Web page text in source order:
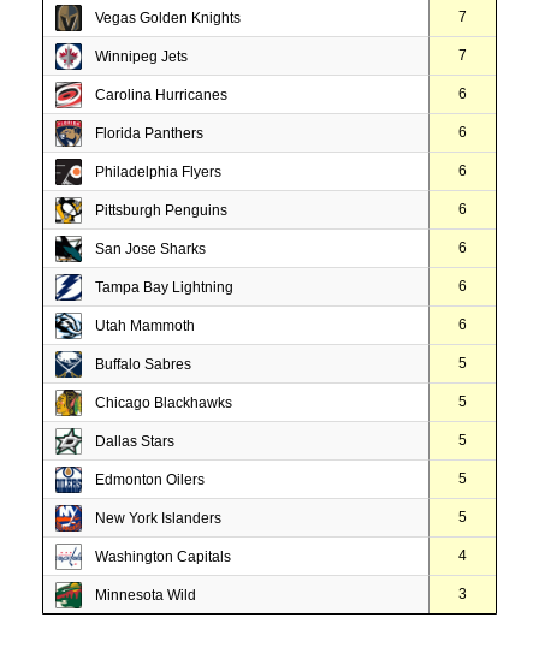
Vegas Golden Knights 7
Winnipeg Jets 7
Carolina Hurricanes 6
Florida Panthers 6
Philadelphia Flyers 6
Pittsburgh Penguins 6
San Jose Sharks 6
Tampa Bay Lightning 6
Utah Mammoth 6
Buffalo Sabres 5
Chicago Blackhawks 5
Dallas Stars 5
Edmonton Oilers 5
New York Islanders 5
Washington Capitals 4
Minnesota Wild 3